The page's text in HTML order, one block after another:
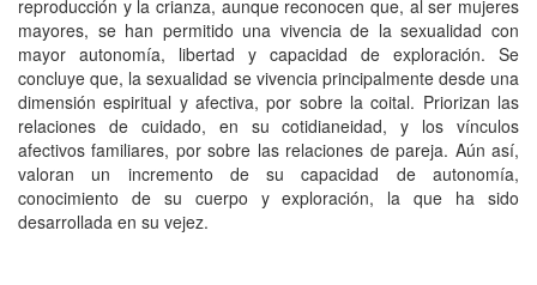
reproducción y la crianza, aunque reconocen que, al ser mujeres
mayores, se han permitido una vivencia de la sexualidad con
mayor autonomía, libertad y capacidad de exploración. Se
concluye que, la sexualidad se vivencia principalmente desde una
dimensión espiritual y afectiva, por sobre la coital. Priorizan las
relaciones de cuidado, en su cotidianeidad, y los vínculos
afectivos familiares, por sobre las relaciones de pareja. Aún así,
valoran un incremento de su capacidad de autonomía,
conocimiento de su cuerpo y exploración, la que ha sido
desarrollada en su vejez.